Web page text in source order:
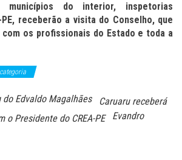
municípios do interior, inspetorias
receberão a visita do Conselho, que
os profissionais do Estado e toda a
do Edvaldo Magalhães
Caruaru receberá
o Presidente do CREA-PE
Evandro